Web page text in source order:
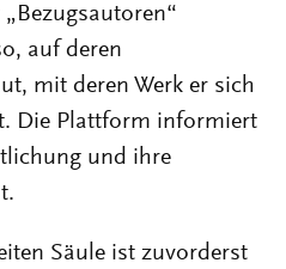
auf deren
mit deren Werk er sich
Die Plattform informiert
und ihre
Säule ist zuvorderst